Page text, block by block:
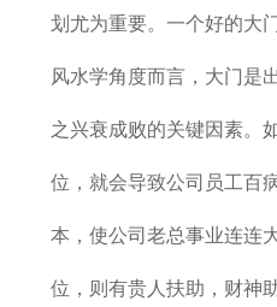
划尤为重要。一个好的大
风水学角度而言，大门是
之兴衰成败的关键因素。
位，就会导致公司员工百
本，使公司老总事业连连
位，则有贵人扶助，财神